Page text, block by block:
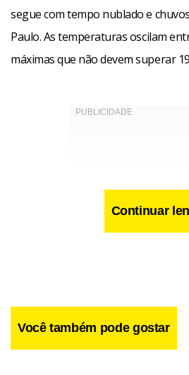
segue com tempo nublado e
Paulo. As temperaturas oscilam
máximas que não devem superar
Continuar
Você também pode gostar